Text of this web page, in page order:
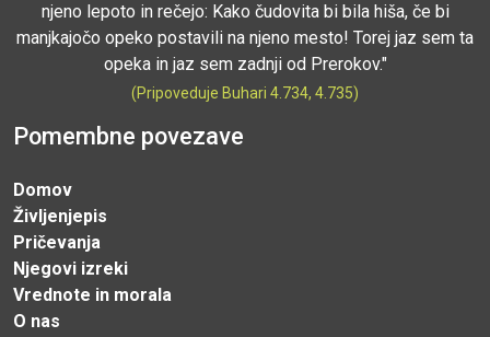
njeno lepoto in rečejo: Kako čudovita bi bila hiša, če bi
manjkajočo opeko postavili na njeno mesto! Torej jaz sem ta
opeka in jaz sem zadnji od Prerokov."
(Pripoveduje Buhari 4.734, 4.735)
Pomembne povezave
Domov
Življenjepis
Pričevanja
Njegovi izreki
Vrednote in morala
O nas